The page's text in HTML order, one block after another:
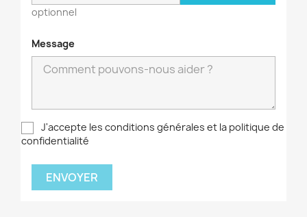
optionnel
Message
J'accepte les conditions générales et la politique de
confidentialité